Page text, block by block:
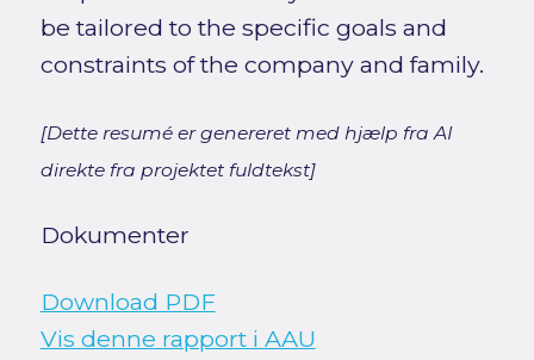
be tailored to the specific goals and
constraints of the company and family.
[Dette resumé er genereret med hjælp fra AI
direkte fra projektet fuldtekst]
Dokumenter
Download PDF
Vis denne rapport i AAU